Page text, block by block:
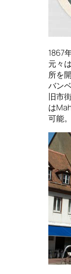
1867
元々
所を
バン
旧市
は
可能。